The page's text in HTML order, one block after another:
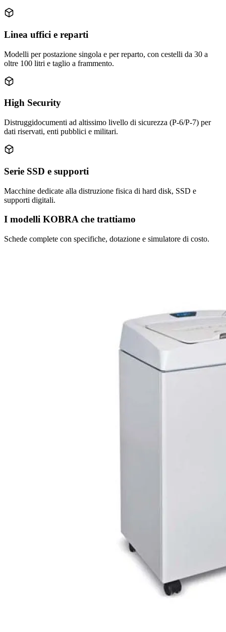
Linea uffici e reparti
Modelli per postazione singola e per reparto, con cestelli da 30 a
oltre 100 litri e taglio a frammento.
High Security
Distruggidocumenti ad altissimo livello di sicurezza (P-6/P-7) per
dati riservati, enti pubblici e militari.
Serie SSD e supporti
Macchine dedicate alla distruzione fisica di hard disk, SSD e
supporti digitali.
I modelli KOBRA che trattiamo
Schede complete con specifiche, dotazione e simulatore di costo.